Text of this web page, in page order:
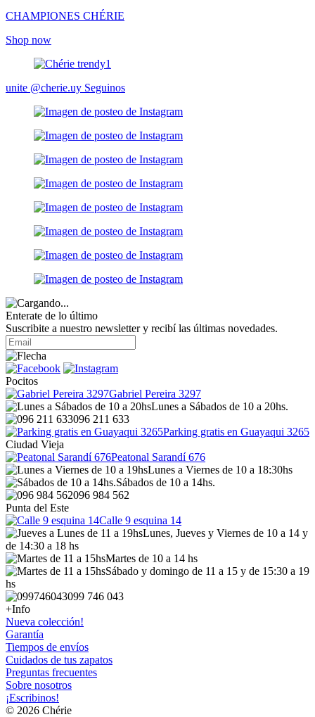
CHAMPIONES CHÉRIE
Shop now
unite @cherie.uy Seguinos
Enterate de lo último
Suscribite a nuestro newsletter y recibí las últimas novedades.
Pocitos
Gabriel Pereira 3297
Lunes a Sábados de 10 a 20hs.
096 211 633
Parking gratis en Guayaqui 3265
Ciudad Vieja
Peatonal Sarandí 676
Lunes a Viernes de 10 a 18:30hs
Sábados de 10 a 14hs.
096 984 562
Punta del Este
Calle 9 esquina 14
Lunes, Jueves y Viernes de 10 a 14 y
de 14:30 a 18 hs
Martes de 10 a 14 hs
Sábado y domingo de 11 a 15 y de 15:30 a 19
hs
099 746 043
+Info
Nueva colección!
Garantía
Tiempos de envíos
Cuidados de tus zapatos
Preguntas frecuentes
Sobre nosotros
¡Escribinos!
© 2026 Chérie